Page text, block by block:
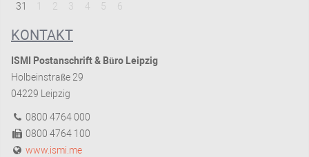
31
2 3 4 5 6
KONTAKT
ISMI Postanschrift & Büro Leipzig
Holbeinstraße 29
04229 Leipzig
0800 4764 000
0800 4764 100
www.ismi.me